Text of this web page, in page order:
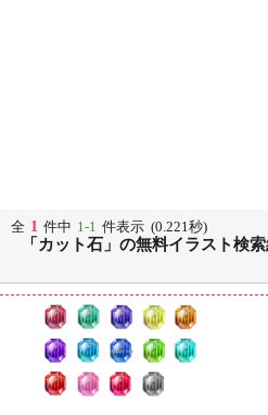
全 1 件中 1-1 件表示 (0.221秒)
「カット石」の無料イラスト検